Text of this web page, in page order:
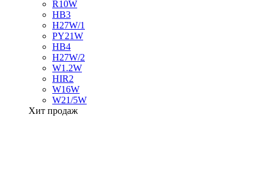
R10W
HB3
H27W/1
PY21W
HB4
H27W/2
W1.2W
HIR2
W16W
W21/5W
Хит продаж